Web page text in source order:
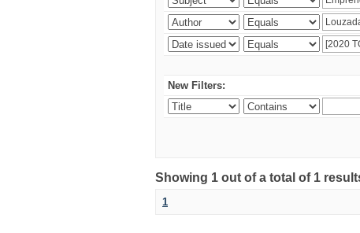
New Filters:
Showing 1 out of a total of 1
1